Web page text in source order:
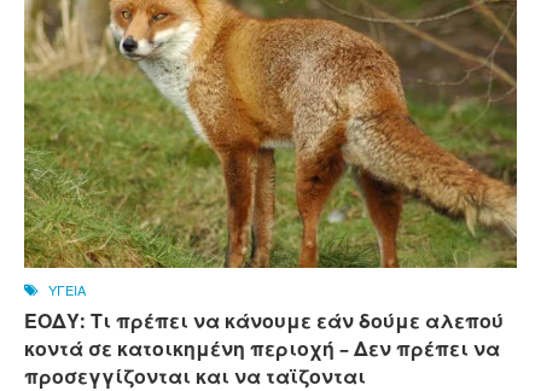
ΥΓΕΙΑ
ΕΟΔΥ: Τι πρέπει να κάνουμε εάν δούμε αλεπού
κοντά σε κατοικημένη περιοχή – Δεν πρέπει να
προσεγγίζονται και να ταϊζονται